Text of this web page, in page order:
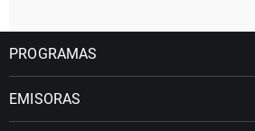
PROGRAMAS
EMISORAS